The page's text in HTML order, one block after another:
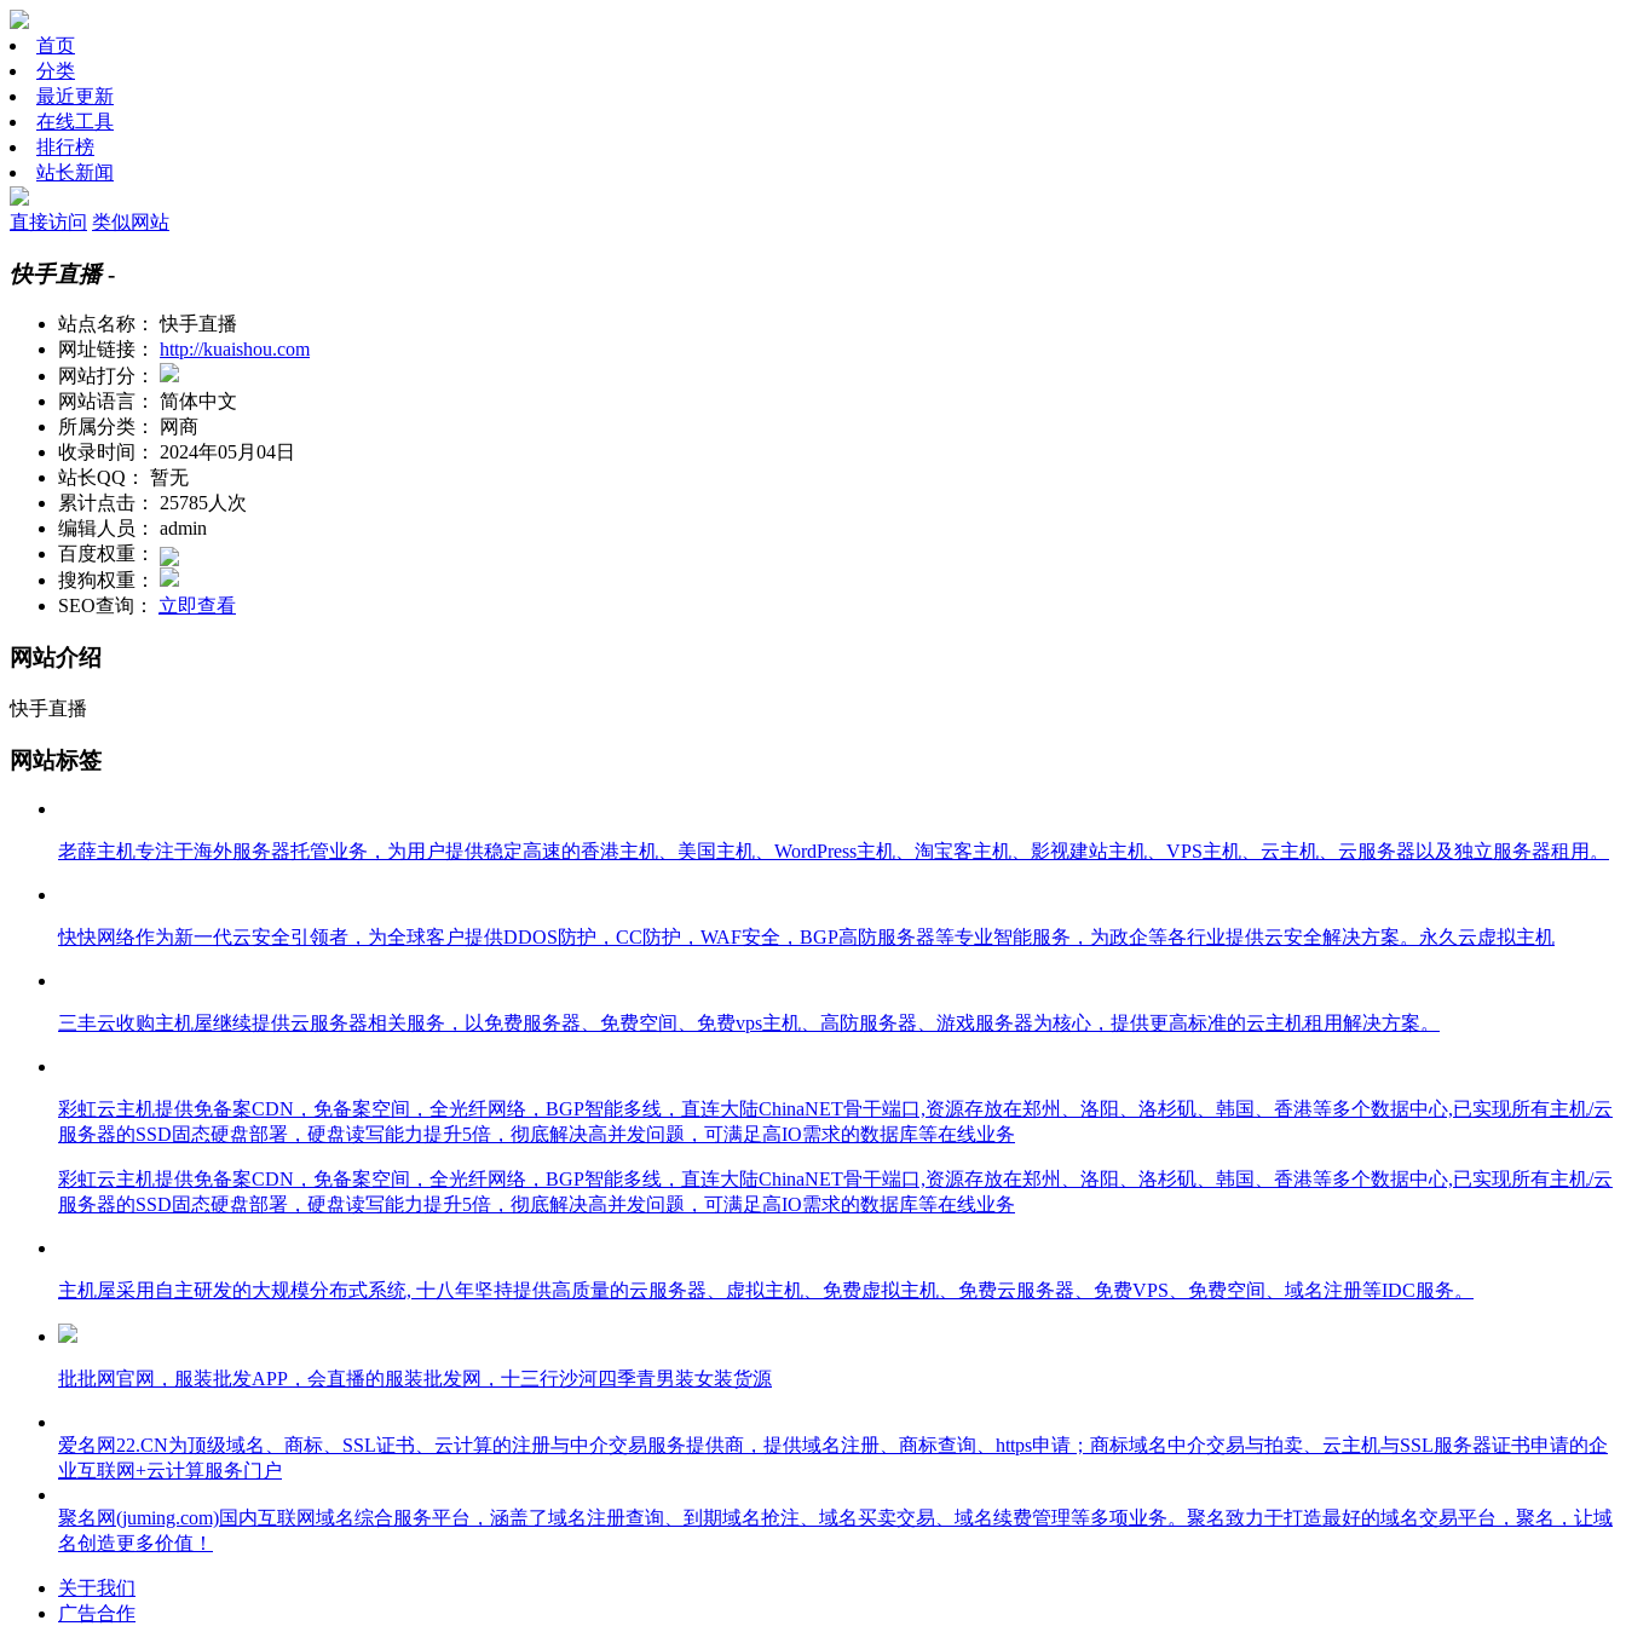
首页
分类
最近更新
在线工具
排行榜
站长新闻
直接访问 类似网站
快手直播-
站点名称：
快手直播
网址链接：
http://kuaishou.com
网站打分：
网站语言：
简体中文
所属分类：
网商
收录时间：
2024年05月04日
站长QQ：
暂无
累计点击：
25785人次
编辑人员：
admin
百度权重：
搜狗权重：
SEO查询：
立即查看
网站介绍
快手直播
网站标签
老薛主机专注于海外服务器托管业务，为用户提供稳定高速的香港主机、美国主机、WordPress主机、淘宝客主机、影视建站主机、VPS主机、云主机、云服务器以及独立服务器租用。
快快网络作为新一代云安全引领者，为全球客户提供DDOS防护，CC防护，WAF安全，BGP高防服务器等专业智能服务，为政企等各行业提供云安全解决方案。永久云虚拟主机
三丰云收购主机屋继续提供云服务器相关服务，以免费服务器、免费空间、免费vps主机、高防服务器、游戏服务器为核心，提供更高标准的云主机租用解决方案。
彩虹云主机提供免备案CDN，免备案空间，全光纤网络，BGP智能多线，直连大陆ChinaNET骨干端口,资源存放在郑州、洛阳、洛杉矶、韩国、香港等多个数据中心,已实现所有主机/云
服务器的SSD固态硬盘部署，硬盘读写能力提升5倍，彻底解决高并发问题，可满足高IO需求的数据库等在线业务
彩虹云主机提供免备案CDN，免备案空间，全光纤网络，BGP智能多线，直连大陆ChinaNET骨干端口,资源存放在郑州、洛阳、洛杉矶、韩国、香港等多个数据中心,已实现所有主机/云
服务器的SSD固态硬盘部署，硬盘读写能力提升5倍，彻底解决高并发问题，可满足高IO需求的数据库等在线业务
主机屋采用自主研发的大规模分布式系统, 十八年坚持提供高质量的云服务器、虚拟主机、免费虚拟主机、免费云服务器、免费VPS、免费空间、域名注册等IDC服务。
批批网官网，服装批发APP，会直播的服装批发网，十三行沙河四季青男装女装货源
爱名网22.CN为顶级域名、商标、SSL证书、云计算的注册与中介交易服务提供商，提供域名注册、商标查询、https申请；商标域名中介交易与拍卖、云主机与SSL服务器证书申请的企
业互联网+云计算服务门户
聚名网(juming.com)国内互联网域名综合服务平台，涵盖了域名注册查询、到期域名抢注、域名买卖交易、域名续费管理等多项业务。聚名致力于打造最好的域名交易平台，聚名，让域
名创造更多价值！
关于我们
广告合作